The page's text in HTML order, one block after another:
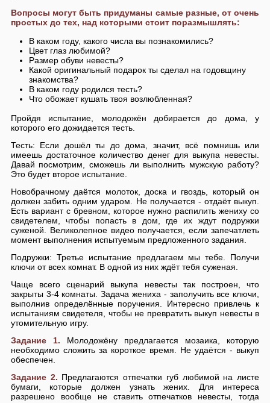
Вопросы могут быть придуманы самые разные, от очень
простых до тех, над которыми стоит поразмышлять:
В каком году, какого числа вы познакомились?
Цвет глаз любимой?
Размер обуви невесты?
Какой оригинальный подарок ты сделал на годовщину
знакомства?
В каком году родился тесть?
Что обожает кушать твоя возлюбленная?
Пройдя испытание, молодожён добирается до дома, у
которого его дожидается тесть.
Тесть: Если дошёл ты до дома, значит, всё помнишь или
имеешь достаточное количество денег для выкупа невесты.
Давай посмотрим, сможешь ли выполнить мужскую работу?
Это будет второе испытание.
Новобрачному даётся молоток, доска и гвоздь, который он
должен забить одним ударом. Не получается - отдаёт выкуп.
Есть вариант с бревном, которое нужно распилить жениху со
свидетелем, чтобы попасть в дом, где их ждут подружки
суженой. Великолепное видео получается, если запечатлеть
момент выполнения испытуемым предложенного задания.
Подружки: Третье испытание предлагаем мы тебе. Получи
ключи от всех комнат. В одной из них ждёт тебя суженая.
Чаще всего сценарий выкупа невесты так построен, что
закрыты 3-4 комнаты. Задача жениха - заполучить все ключи,
выполнив определённые поручения. Интересно привлечь к
испытаниям свидетеля, чтобы не превратить выкуп невесты в
утомительную игру.
Задание 1. Молодожёну предлагается мозаика, которую
необходимо сложить за короткое время. Не удаётся - выкуп
обеспечен.
Задание 2. Предлагаются отпечатки губ любимой на листе
бумаги, которые должен узнать жених. Для интереса
разрешено вообще не ставить отпечатков невесты, тогда